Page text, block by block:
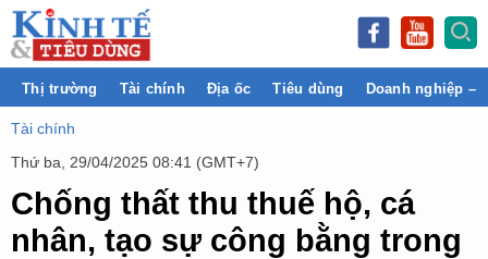
Thị trường Tài chính Địa ốc Tiêu dùng Doanh nghiệp –
Tài chính
Thứ ba, 29/04/2025 08:41 (GMT+7)
Chống thất thu thuế hộ, cá
nhân, tạo sự công bằng trong